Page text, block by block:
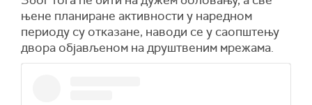
њене планиране активности у наредном
периоду су отказане, наводи се у саопштењу
двора објављеном на друштвеним мрежама.